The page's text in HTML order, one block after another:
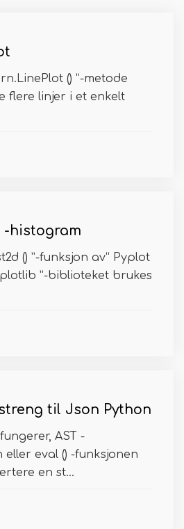
() ”-metode
flere linjer i et enkelt
-histogram
() ”-funksjon av“ Pyplot
”-biblioteket brukes
til Json Python
AST -
eller eval () -funksjonen
en st...